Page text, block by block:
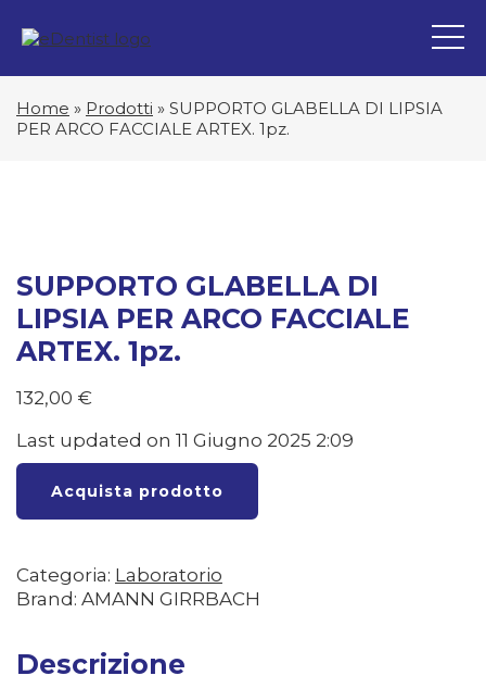
Home » Prodotti » SUPPORTO GLABELLA DI LIPSIA
PER ARCO FACCIALE ARTEX. 1pz.
SUPPORTO GLABELLA DI
LIPSIA PER ARCO FACCIALE
ARTEX. 1pz.
132,00 €
Last updated on 11 Giugno 2025 2:09
Acquista prodotto
Categoria: Laboratorio
Brand: AMANN GIRRBACH
Descrizione